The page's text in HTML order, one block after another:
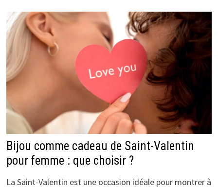
Bijou comme cadeau de Saint-Valentin
pour femme : que choisir ?
La Saint-Valentin est une occasion idéale pour montrer à